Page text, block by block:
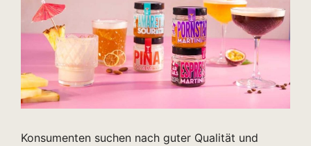
Konsumenten suchen nach guter Qualität und